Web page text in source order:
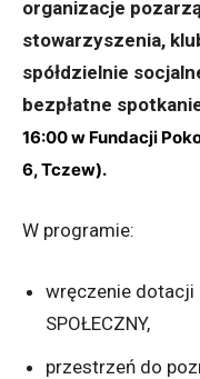
organizacje
stowarzyszenia,
spółdzielnie
bezpłatne
16:00 w Fundacji
6, Tczew).
W programie:
wręczenie dotacji
SPOŁECZNY,
przestrzeń do